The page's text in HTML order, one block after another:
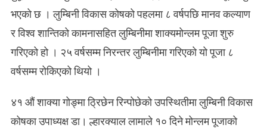
सुरु
भएको छ । लुम्बिनी विकास कोषको पहलमा ८ वर्षपछि मानव कल्याण
र विश्व शान्तिको कामनासहित लुम्बिनीमा शाक्यमोन्लम पूजा शुरु
गरिएको हो । २५ वर्षसम्म निरन्तर लुम्बिनीमा गरिएको यो पूजा ८
वर्षसम्म रोकिएको थियो ।
४१ औं शाक्या गोङ्मा ठ्रिछेन रिन्पोछेको उपस्थितीमा लुम्बिनी विकास
कोषका उपाध्यक्ष डा। ल्हारक्याल लामाले १० दिने मोन्लम पूजाको